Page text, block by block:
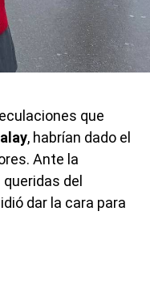
que
, habrían dado el
Ante la
del
dar la cara para